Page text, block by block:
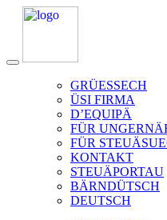
GRÜESSECH
ÜSI FIRMA
D’EQUIPÄ
FÜR
FÜR
KONTAKT
STEUÄPORTAU
BÄRNDÜTSCH
DEUTSCH